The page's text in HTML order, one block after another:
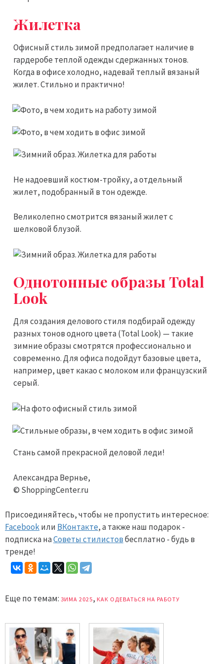
Жилетка
Офисный стиль зимой предполагает наличие в
гардеробе теплой одежды сдержанных тонов.
Когда в офисе холодно, надевай теплый вязаный
жилет. Стильно и практично!
Не надоевший костюм-тройку, а отдельный
жилет, подобранный в тон одежде.
Великолепно смотрится вязаный жилет с
шелковой блузой.
Однотонные образы Total
Look
Для создания делового стиля подбирай одежду
разных тонов одного цвета (Total Look) — такие
зимние образы смотрятся профессионально и
современно. Для офиса подойдут базовые цвета,
например, цвет какао с молоком или французский
серый.
Стань самой прекрасной деловой леди!
Александра Вернье,
© ShoppingCenter.ru
Присоединяйтесь, чтобы не пропустить интересное:
Facebookили ВКонтакте, а также наш подарок -
подписка наСоветы стилистовбесплатно - будь в
тренде!
Еще по темам: ЗИМА 2025, КАК ОДЕВАТЬСЯ НА РАБОТУ